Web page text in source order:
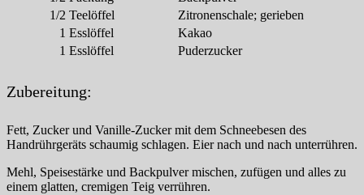
1/2 Teelöffel
Zitronenschale; gerieben
1 Esslöffel
Kakao
1 Esslöffel Puderzucker
Zubereitung:
Fett, Zucker und Vanille-Zucker mit dem Schneebesen des
Handrührgeräts schaumig schlagen. Eier nach und nach unterrühren.
Mehl, Speisestärke und Backpulver mischen, zufügen und alles zu
einem glatten, cremigen Teig verrühren.